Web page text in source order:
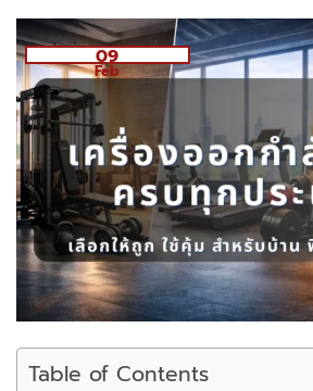
09
Feb
Table of Contents